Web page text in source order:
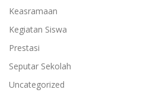
Keasramaan
Kegiatan Siswa
Prestasi
Seputar Sekolah
Uncategorized